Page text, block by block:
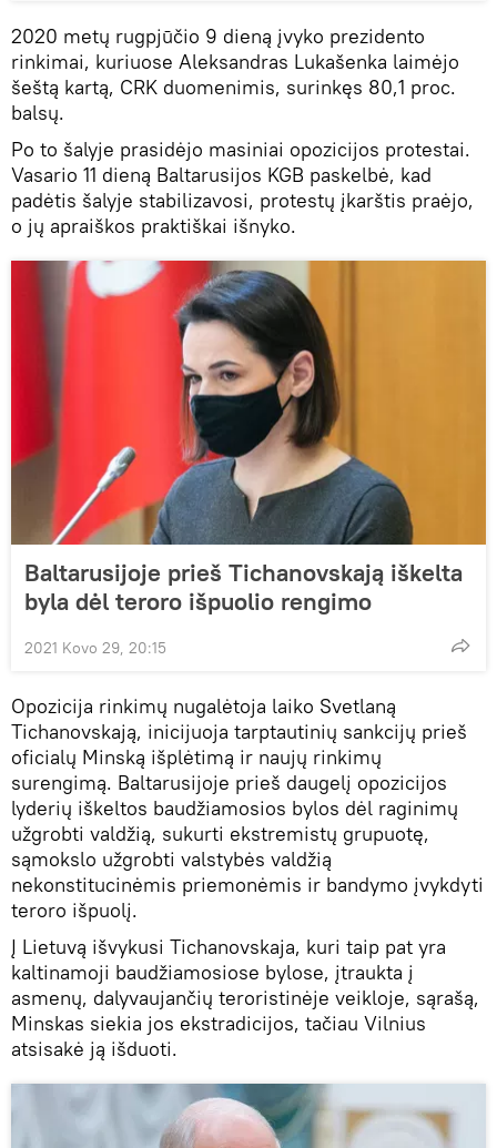
2020 metų rugpjūčio 9 dieną įvyko prezidento
rinkimai, kuriuose Aleksandras Lukašenka laimėjo
šeštą kartą, CRK duomenimis, surinkęs 80,1 proc.
balsų.
Po to šalyje prasidėjo masiniai opozicijos protestai.
Vasario 11 dieną Baltarusijos KGB paskelbė, kad
padėtis šalyje stabilizavosi, protestų įkarštis praėjo,
o jų apraiškos praktiškai išnyko.
Baltarusijoje prieš Tichanovskają iškelta
byla dėl teroro išpuolio rengimo
2021 Kovo 29, 20:15
Opozicija rinkimų nugalėtoja laiko Svetlaną
Tichanovskają, inicijuoja tarptautinių sankcijų prieš
oficialų Minską išplėtimą ir naujų rinkimų
surengimą. Baltarusijoje prieš daugelį opozicijos
lyderių iškeltos baudžiamosios bylos dėl raginimų
užgrobti valdžią, sukurti ekstremistų grupuotę,
sąmokslo užgrobti valstybės valdžią
nekonstitucinėmis priemonėmis ir bandymo įvykdyti
teroro išpuolį.
Į Lietuvą išvykusi Tichanovskaja, kuri taip pat yra
kaltinamoji baudžiamosiose bylose, įtraukta į
asmenų, dalyvaujančių teroristinėje veikloje, sąrašą,
Minskas siekia jos ekstradicijos, tačiau Vilnius
atsisakė ją išduoti.